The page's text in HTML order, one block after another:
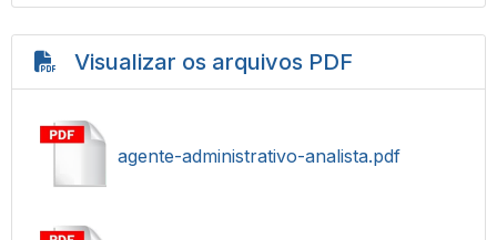
Visualizar os arquivos PDF
agente-administrativo-analista.pdf